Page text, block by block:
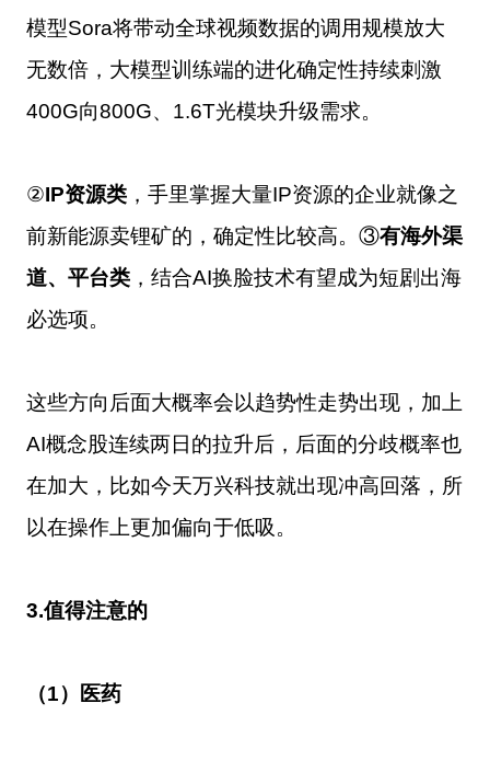
模型Sora将带动全球视频数据的调用规模放大
无数倍，大模型训练端的进化确定性持续刺激
400G向800G、1.6T光模块升级需求。
②IP资源类，手里掌握大量IP资源的企业就像之
前新能源卖锂矿的，确定性比较高。③有海外渠
道、平台类，结合AI换脸技术有望成为短剧出海
必选项。
这些方向后面大概率会以趋势性走势出现，加上
AI概念股连续两日的拉升后，后面的分歧概率也
在加大，比如今天万兴科技就出现冲高回落，所
以在操作上更加偏向于低吸。
3.值得注意的
（1）医药